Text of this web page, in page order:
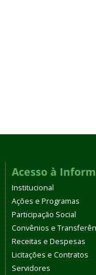
Acesso à
Institucional
Ações e Programas
Participação Social
Convênios e
Receitas e Despesas
Licitações e Contratos
Servidores